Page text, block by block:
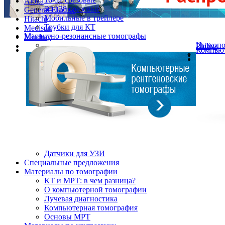
General Electric
Hitachi
Medison
Mindray
Philips
64-128 срезовые
Мобильные в трейлере
Трубки для КТ
Магнитно-резонансные томографы
Датчики для УЗИ
Cпециальные предложения
Материалы по томографии
КТ и МРТ: в чем разница?
О компьютерной томографии
Лучевая диагностика
Компьютерная томография
Основы МРТ